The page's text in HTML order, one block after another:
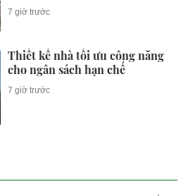
7 giờ trước
Thiết kế nhà tối ưu công năng
cho ngân sách hạn chế
7 giờ trước